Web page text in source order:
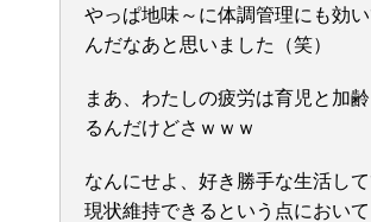
やっぱ地味～に体調管理にも効
んだなあと思いました（笑）
まあ、わたしの疲労は育児と加
るんだけどさｗｗｗ
なんにせよ、好き勝手な生活し
現状維持できるという点において